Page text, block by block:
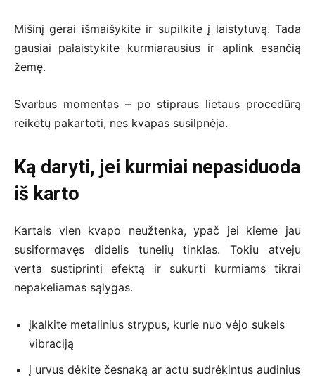
Mišinį gerai išmaišykite ir supilkite į laistytuvą. Tada
gausiai palaistykite kurmiarausius ir aplink esančią
žemę.
Svarbus momentas – po stipraus lietaus procedūrą
reikėtų pakartoti, nes kvapas susilpnėja.
Ką daryti, jei kurmiai nepasiduoda
iš karto
Kartais vien kvapo neužtenka, ypač jei kieme jau
susiformavęs didelis tunelių tinklas. Tokiu atveju
verta sustiprinti efektą ir sukurti kurmiams tikrai
nepakeliamas sąlygas.
įkalkite metalinius strypus, kurie nuo vėjo sukels
vibraciją
į urvus dėkite česnaką ar actu sudrėkintus audinius